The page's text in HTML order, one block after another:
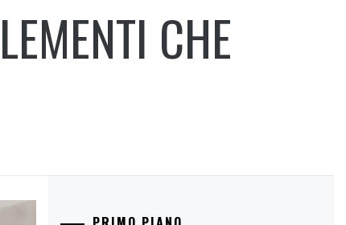
CHE